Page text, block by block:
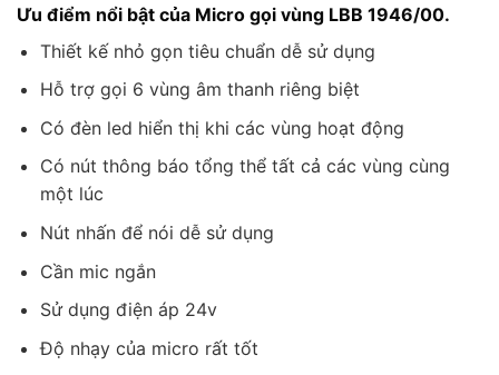
Ưu điểm nổi bật của Micro gọi vùng LBB 1946/00.
Thiết kế nhỏ gọn tiêu chuẩn dễ sử dụng
Hỗ trợ gọi 6 vùng âm thanh riêng biệt
Có đèn led hiển thị khi các vùng hoạt động
Có nút thông báo tổng thể tất cả các vùng cùng
một lúc
Nút nhấn để nói dễ sử dụng
Cần mic ngắn
Sử dụng điện áp 24v
Độ nhạy của micro rất tốt